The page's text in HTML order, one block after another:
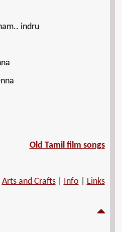
indru
Old Tamil film songs
Arts and Crafts| Info Links